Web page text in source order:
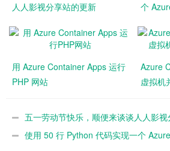
人人影视分享站的更新
个
用 Azure Container Apps 运行
PHP 网站
Azure
虚拟机
五一劳动节快乐，顺便来谈谈人人影
使用 50 行 Python 代码实现一个